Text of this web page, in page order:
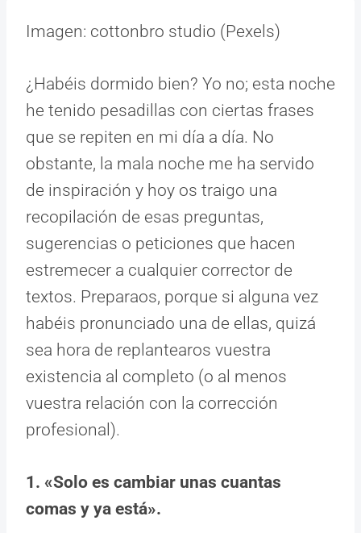
Imagen: cottonbro studio (Pexels)
¿Habéis dormido bien? Yo no; esta noche
he tenido pesadillas con ciertas frases
que se repiten en mi día a día. No
obstante, la mala noche me ha servido
de inspiración y hoy os traigo una
recopilación de esas preguntas,
sugerencias o peticiones que hacen
estremecer a cualquier corrector de
textos. Preparaos, porque si alguna vez
habéis pronunciado una de ellas, quizá
sea hora de replantearos vuestra
existencia al completo (o al menos
vuestra relación con la corrección
profesional).
1. «Solo es cambiar unas cuantas
comas y ya está».